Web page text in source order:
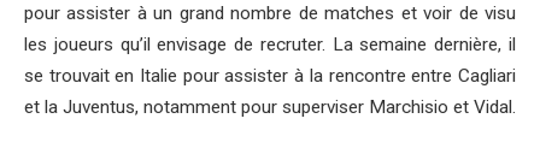
pour assister à un grand nombre de matches et voir de visu
les joueurs qu’il envisage de recruter. La semaine dernière, il
se trouvait en Italie pour assister à la rencontre entre Cagliari
et la Juventus, notamment pour superviser Marchisio et Vidal.